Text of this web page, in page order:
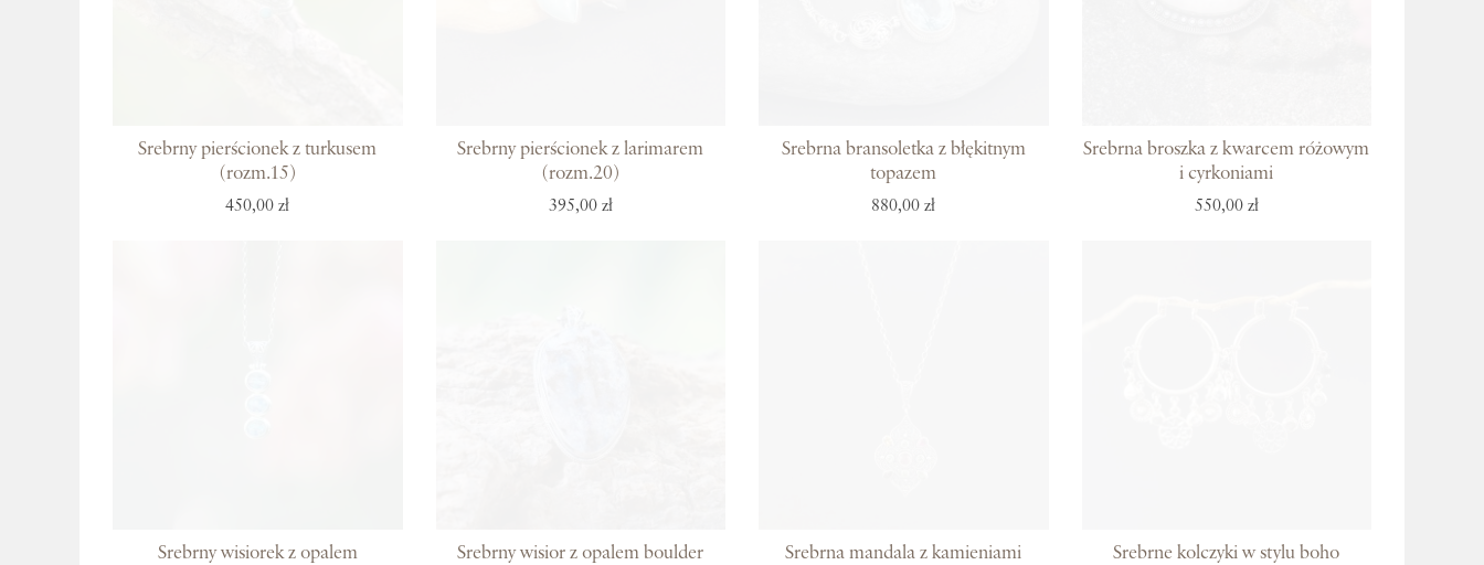
Srebrny pierścionek z turkusem
(rozm.15)
450,00 zł
Srebrny pierścionek z larimarem
(rozm.20)
395,00 zł
Srebrna bransoletka z błękitnym
topazem
880,00 zł
Srebrna broszka z kwarcem różowym
i cyrkoniami
550,00 zł
Srebrny wisiorek z opalem
Srebrny wisior z opalem boulder
Srebrna mandala z kamieniami
Srebrne kolczyki w stylu boho